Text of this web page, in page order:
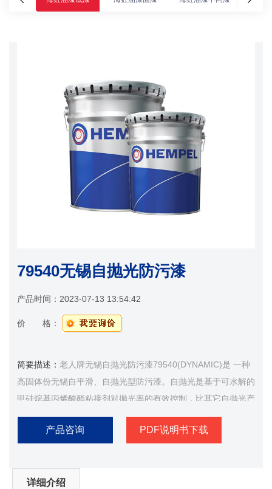
79540无锡自抛光防污漆
产品时间： 2023-07-13 13:54:42
价 格：
简要描述： 老人牌无锡自抛光防污漆79540(DYNAMIC)是 一种
高固体份无锡自平滑、自抛光型防污漆。自抛光是基于可水解的
甲硅烷基丙烯酸酯粘接剂对抛光率的有效控制，比其它自抛光产
品更适应不同船速，特别是快速贸易的船只
产品咨询 PDF说明书下载
详细介绍